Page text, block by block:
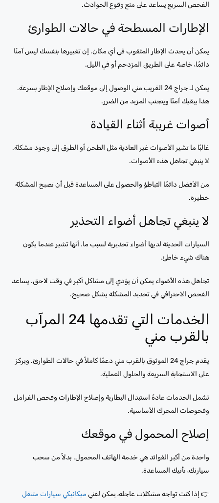
الفحص السريع يساعد على منع وقوع الحوادث.
الإطارات المسطحة في حالات الطوارئ
يمكن أن يحدث الإطار المثقوب في أي مكان. إن تغييرها بنفسك ليس آمنًا
دائمًا، خاصة على الطريق المزدحم أو في الليل.
يمكن لـ جراج 24 القريب مني الوصول إلى موقعك وإصلاح الإطار بسرعة.
هذا يبقيك آمنًا ويتجنب المزيد من الضرر.
أصوات غريبة أثناء القيادة
غالبًا ما تشير الأصوات غير العادية مثل الطحن أو الطرق إلى وجود مشكلة.
لا ينبغي تجاهل هذه الأصوات.
من الأفضل دائمًا التباطؤ والحصول على المساعدة قبل أن تصبح المشكلة
خطيرة.
لا ينبغي تجاهل أضواء التحذير
السيارات الحديثة لديها أضواء تحذيرية لسبب ما. أنها تشير عندما يكون
هناك شيء خاطئ.
تجاهل هذه الأضواء يمكن أن يؤدي إلى مشاكل أكبر في وقت لاحق. يساعد
الفحص الاحترافي في تحديد المشكلة بشكل صحيح.
الخدمات التي تقدمها 24 المرآب
بالقرب مني
يقدم جراج 24 الموثوق بالقرب مني دعمًا كاملاً في حالات الطوارئ. ويركز
على الاستجابة السريعة والحلول العملية.
تشمل الخدمات عادةً استبدال البطارية وإصلاح الإطارات وفحص الفرامل
وفحوصات المحرك الأساسية.
إصلاح المحمول في موقعك
واحدة من أكبر الفوائد هي خدمة الهاتف المحمول. بدلاً من سحب
سيارتك، تأتيك المساعدة.
👉 إذا كنت تواجه مشكلات عاجلة، يمكن لفني ميكانيكي سيارات متنقل